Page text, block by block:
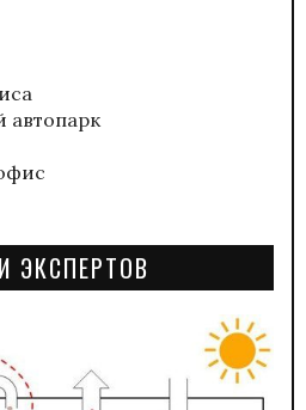
автопарк
ЭКСПЕРТОВ